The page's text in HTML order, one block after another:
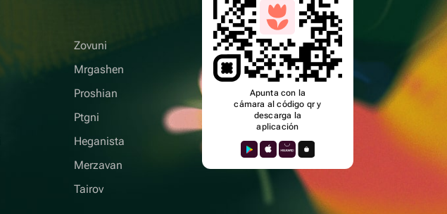
Zovuni
Mrgashen
Proshian
Ptgni
Heganista
Merzavan
Tairov
Apunta con la
cámara al código qr y
descarga la
aplicación